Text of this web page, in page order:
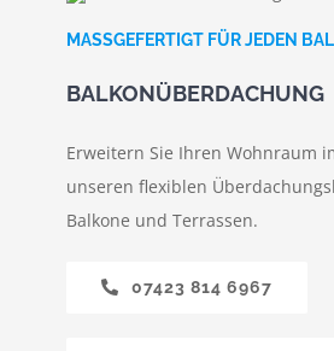
MASSGEFERTIGT FÜR JEDEN
BALKONÜBERDACHUNG
Erweitern Sie Ihren Wohnraum
unseren flexiblen
Balkone und Terrassen.
07423 814 6967